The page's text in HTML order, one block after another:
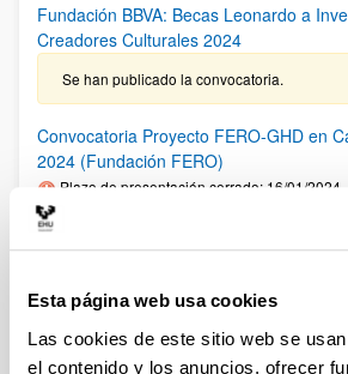
Esta página web usa cookies
Las cookies de este sitio web se
el contenido y los anuncios, ofrecer
Fundación BBVA: Becas Leonardo a
Creadores Culturales 2024
Se han publicado la convocatoria.
Convocatoria Proyecto FERO-GHD en
2024 (Fundación FERO)
Plazo de presentación cerrado: 16/01/2024
presentar una solicitud: 02/02/2024 Fase1:
2024